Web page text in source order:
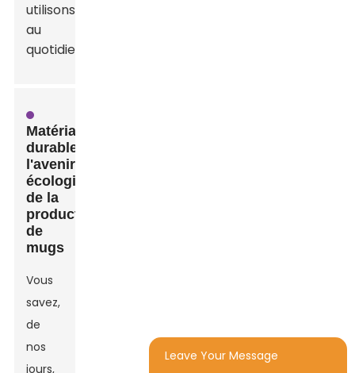
utilisons
au
quotidien.
Matériaux
durables :
l'avenir
écologique
de la
production
de
mugs
Vous
savez,
de
nos
jours,
Leave Your Message